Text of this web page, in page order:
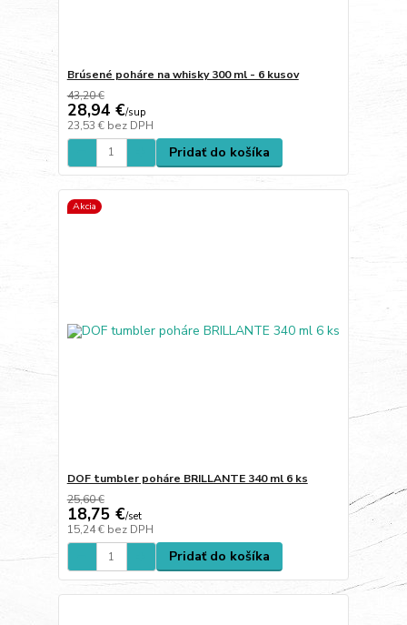
Brúsené poháre na whisky 300 ml - 6 kusov
43,20 €
28,94 €/sup
23,53 € bez DPH
Pridať do košíka
Akcia
DOF tumbler poháre BRILLANTE 340 ml 6 ks
25,60 €
18,75 €/set
15,24 € bez DPH
Pridať do košíka